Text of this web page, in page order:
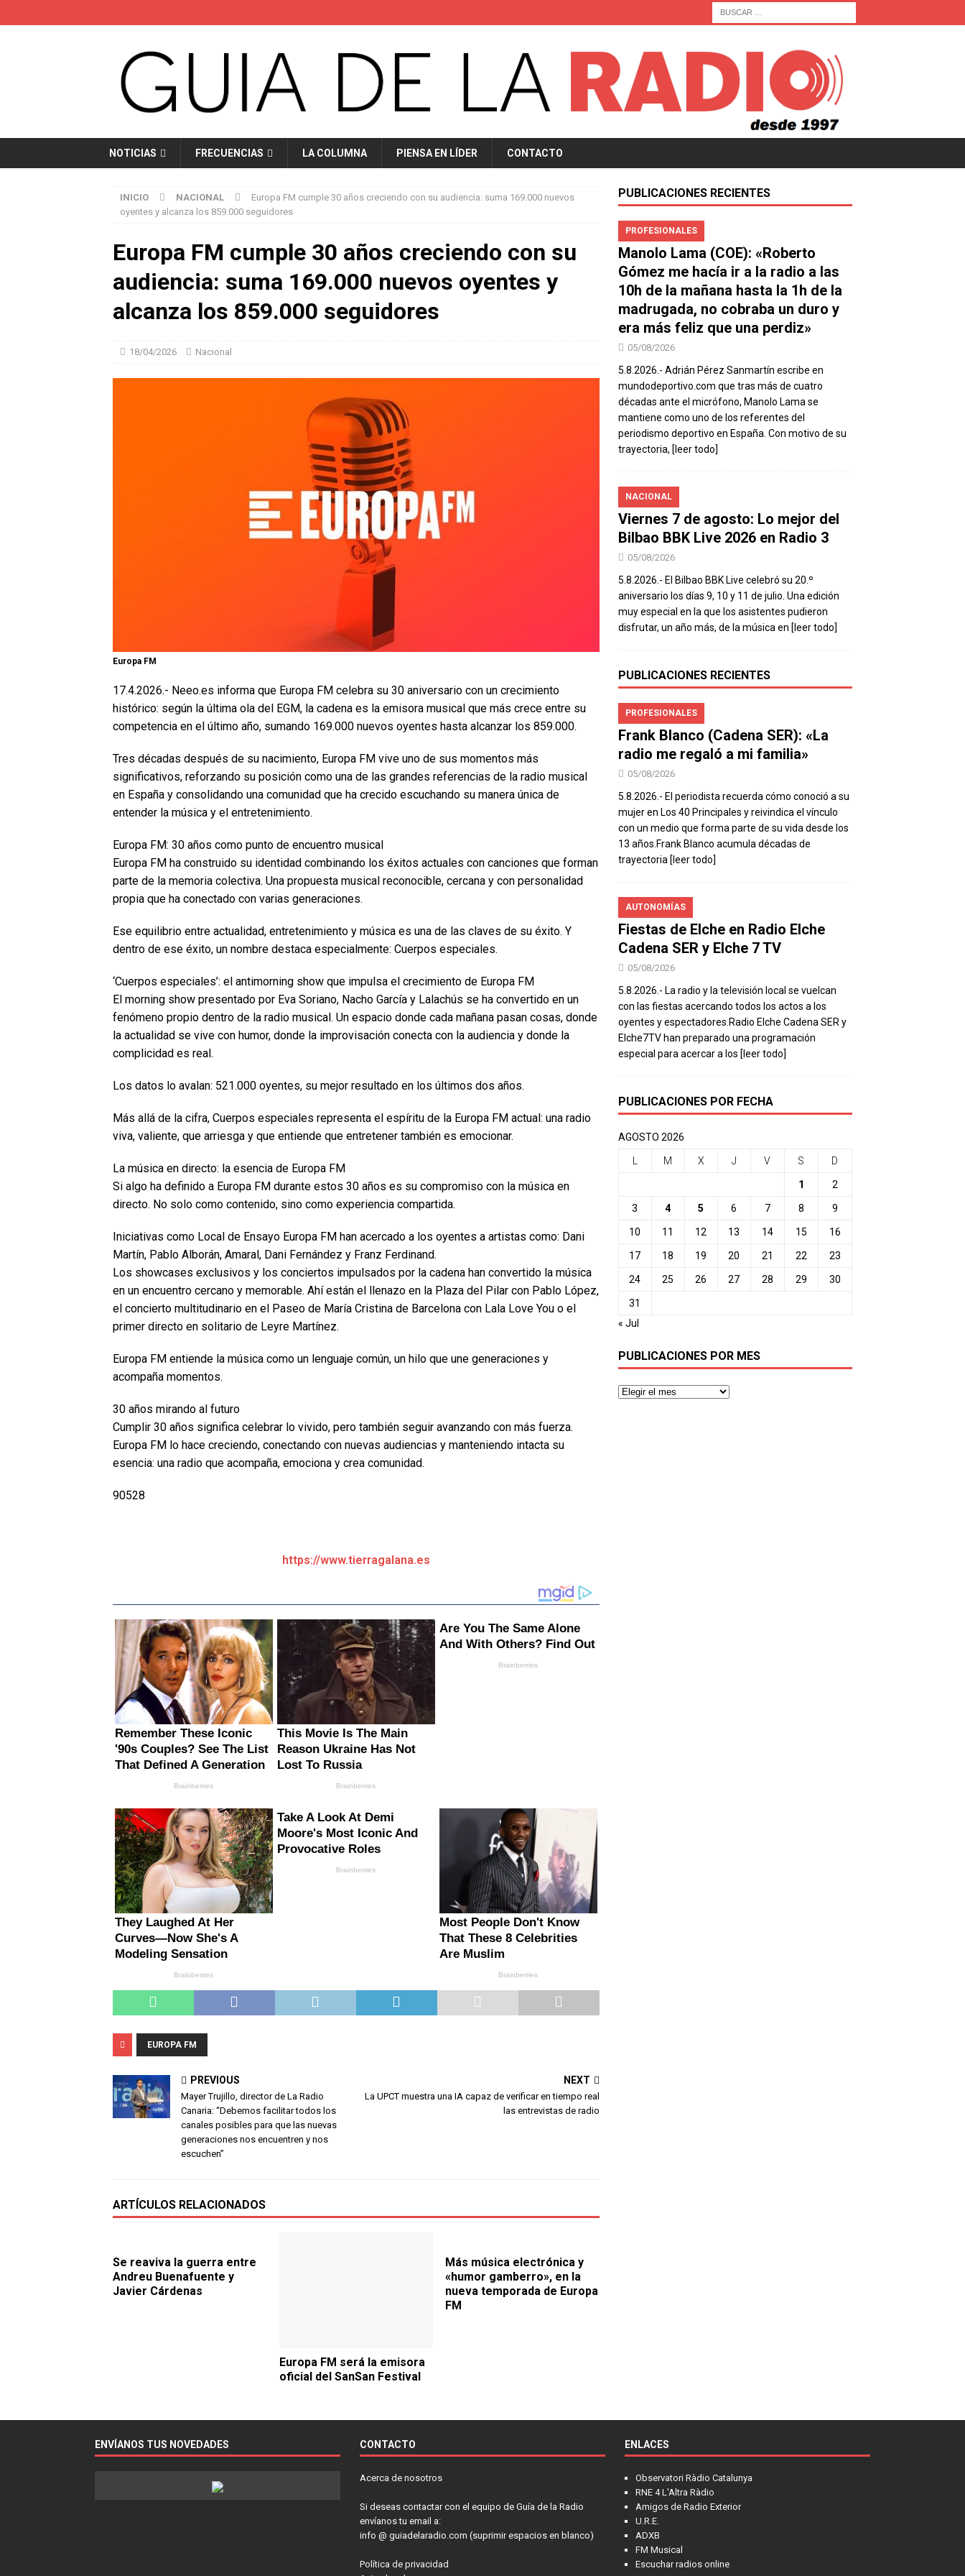
NOTICIAS FRECUENCIAS LA COLUMNA PIENSA EN LÍDER CONTACTO
INICIO NACIONAL
Europa FM cumple 30 años creciendo con su audiencia: suma 169.000 nuevos
oyentes y alcanza los 859.000 seguidores
Europa FM cumple 30 años creciendo con su
audiencia: suma 169.000 nuevos oyentes y
alcanza los 859.000 seguidores
18/04/2026 Nacional
Europa FM
17.4.2026.- Neeo.es informa que Europa FM celebra su 30 aniversario con un crecimiento
histórico: según la última ola del EGM, la cadena es la emisora musical que más crece entre su
competencia en el último año, sumando 169.000 nuevos oyentes hasta alcanzar los 859.000.
Tres décadas después de su nacimiento, Europa FM vive uno de sus momentos más
significativos, reforzando su posición como una de las grandes referencias de la radio musical
en España y consolidando una comunidad que ha crecido escuchando su manera única de
entender la música y el entretenimiento.
Europa FM: 30 años como punto de encuentro musical
Europa FM ha construido su identidad combinando los éxitos actuales con canciones que forman
parte de la memoria colectiva. Una propuesta musical reconocible, cercana y con personalidad
propia que ha conectado con varias generaciones.
Ese equilibrio entre actualidad, entretenimiento y música es una de las claves de su éxito. Y
dentro de ese éxito, un nombre destaca especialmente: Cuerpos especiales.
‘Cuerpos especiales’: el antimorning show que impulsa el crecimiento de Europa FM
El morning show presentado por Eva Soriano, Nacho García y Lalachús se ha convertido en un
fenómeno propio dentro de la radio musical. Un espacio donde cada mañana pasan cosas, donde
la actualidad se vive con humor, donde la improvisación conecta con la audiencia y donde la
complicidad es real.
Los datos lo avalan: 521.000 oyentes, su mejor resultado en los últimos dos años.
Más allá de la cifra, Cuerpos especiales representa el espíritu de la Europa FM actual: una radio
viva, valiente, que arriesga y que entiende que entretener también es emocionar.
La música en directo: la esencia de Europa FM
Si algo ha definido a Europa FM durante estos 30 años es su compromiso con la música en
directo. No solo como contenido, sino como experiencia compartida.
Iniciativas como Local de Ensayo Europa FM han acercado a los oyentes a artistas como: Dani
Martín, Pablo Alborán, Amaral, Dani Fernández y Franz Ferdinand.
Los showcases exclusivos y los conciertos impulsados por la cadena han convertido la música
en un encuentro cercano y memorable. Ahí están el llenazo en la Plaza del Pilar con Pablo López,
el concierto multitudinario en el Paseo de María Cristina de Barcelona con Lala Love You o el
primer directo en solitario de Leyre Martínez.
Europa FM entiende la música como un lenguaje común, un hilo que une generaciones y
acompaña momentos.
30 años mirando al futuro
Cumplir 30 años significa celebrar lo vivido, pero también seguir avanzando con más fuerza.
Europa FM lo hace creciendo, conectando con nuevas audiencias y manteniendo intacta su
esencia: una radio que acompaña, emociona y crea comunidad.
90528
https://www.tierragalana.es
EUROPA FM
PREVIOUS
Mayer Trujillo, director de La Radio
Canaria: “Debemos facilitar todos los
canales posibles para que las nuevas
generaciones nos encuentren y nos
escuchen”
NEXT
La UPCT muestra una IA capaz de verificar en tiempo real
las entrevistas de radio
ARTÍCULOS RELACIONADOS
Se reaviva la guerra entre
Andreu Buenafuente y
Javier Cárdenas
Europa FM será la emisora
oficial del SanSan Festival
Más música electrónica y
«humor gamberro», en la
nueva temporada de Europa
FM
PUBLICACIONES RECIENTES
PROFESIONALES
Manolo Lama (COE): «Roberto
Gómez me hacía ir a la radio a las
10h de la mañana hasta la 1h de la
madrugada, no cobraba un duro y
era más feliz que una perdiz»
05/08/2026
5.8.2026.- Adrián Pérez Sanmartín escribe en
mundodeportivo.com que tras más de cuatro
décadas ante el micrófono, Manolo Lama se
mantiene como uno de los referentes del
periodismo deportivo en España. Con motivo de su
trayectoria, [leer todo]
NACIONAL
Viernes 7 de agosto: Lo mejor del
Bilbao BBK Live 2026 en Radio 3
05/08/2026
5.8.2026.- El Bilbao BBK Live celebró su 20.º
aniversario los días 9, 10 y 11 de julio. Una edición
muy especial en la que los asistentes pudieron
disfrutar, un año más, de la música en [leer todo]
PUBLICACIONES RECIENTES
PROFESIONALES
Frank Blanco (Cadena SER): «La
radio me regaló a mi familia»
05/08/2026
5.8.2026.- El periodista recuerda cómo conoció a su
mujer en Los 40 Principales y reivindica el vínculo
con un medio que forma parte de su vida desde los
13 años.Frank Blanco acumula décadas de
trayectoria [leer todo]
AUTONOMÍAS
Fiestas de Elche en Radio Elche
Cadena SER y Elche 7 TV
05/08/2026
5.8.2026.- La radio y la televisión local se vuelcan
con las fiestas acercando todos los actos a los
oyentes y espectadores.Radio Elche Cadena SER y
Elche7TV han preparado una programación
especial para acercar a los [leer todo]
PUBLICACIONES POR FECHA
AGOSTO 2026
L M X J V S D
1 2
3 4 5 6 7 8 9
10 11 12 13 14 15 16
17 18 19 20 21 22 23
24 25 26 27 28 29 30
31
« Jul
PUBLICACIONES POR MES
ENVÍANOS TUS NOVEDADES CONTACTO
Acerca de nosotros
Si deseas contactar con el equipo de Guía de la Radio
envíanos tu email a:
info @ guiadelaradio.com (suprimir espacios en blanco)
Política de privacidad
ENLACES
Observatori Ràdio Catalunya
RNE 4 L'Altra Ràdio
Amigos de Radio Exterior
U.R.E.
ADXB
FM Musical
Escuchar radios online